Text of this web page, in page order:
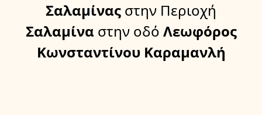
Σαλαμίνας στην Περιοχή
Σαλαμίνα στην οδό Λεωφόρος
Κωνσταντίνου Καραμανλή